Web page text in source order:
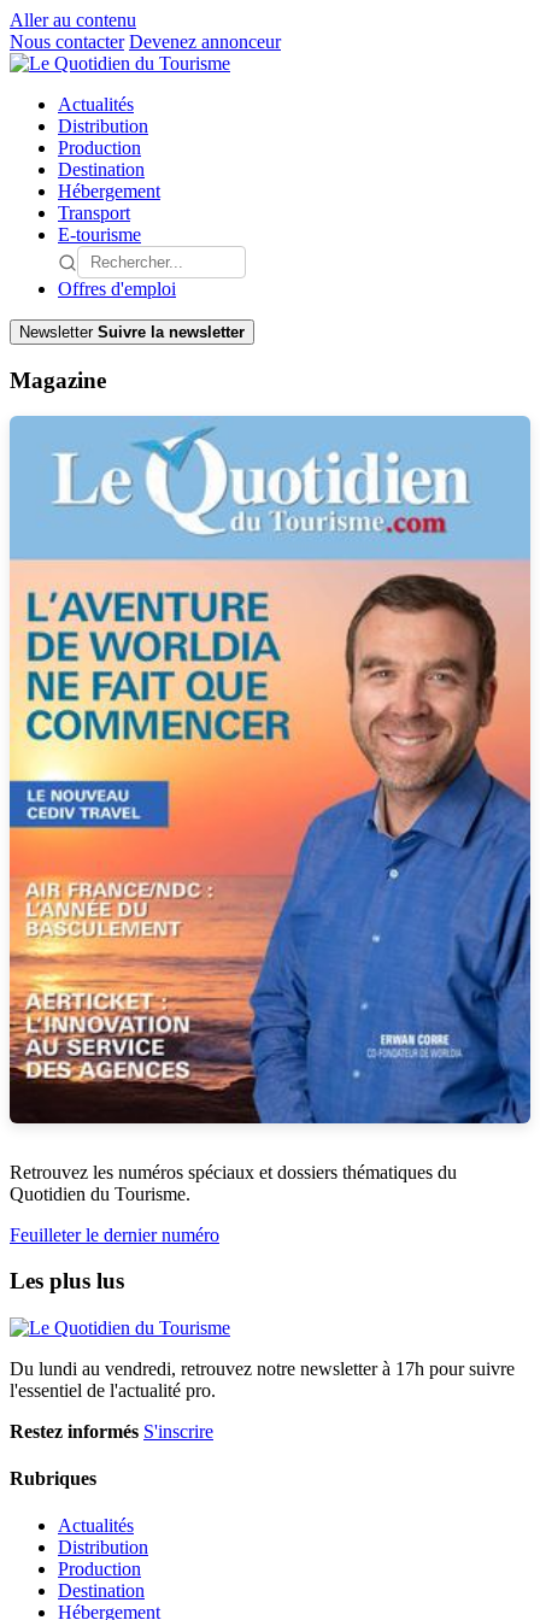
Aller au contenu
Nous contacter Devenez annonceur
Actualités
Distribution
Production
Destination
Hébergement
Transport
E-tourisme
Offres d'emploi
Newsletter Suivre la newsletter
Magazine
Retrouvez les numéros spéciaux et dossiers thématiques du
Quotidien du Tourisme.
Feuilleter le dernier numéro
Les plus lus
Du lundi au vendredi, retrouvez notre newsletter à 17h pour suivre
l'essentiel de l'actualité pro.
Restez informés S'inscrire
Rubriques
Actualités
Distribution
Production
Destination
Hébergement